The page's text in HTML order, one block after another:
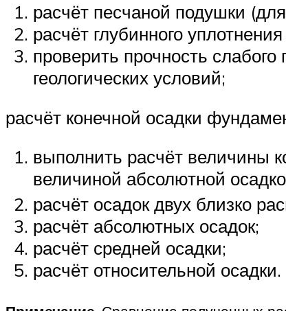
расчёт песчаной подушки
расчёт глубинного
проверить прочность
геологических условий;
расчёт конечной осадки
выполнить расчёт величины
величиной абсолютной
расчёт осадок двух близко
расчёт абсолютных осадок;
расчёт средней осадки;
расчёт относительной осадки.